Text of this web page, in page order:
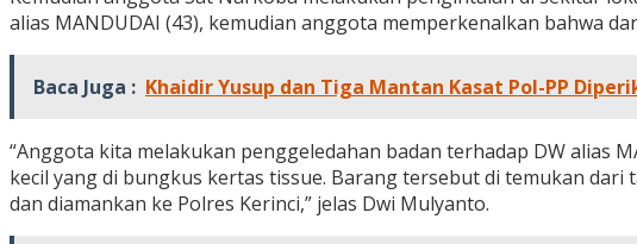
alias MANDUDAI (43), kemudian anggota memperkenalkan bahwa
Baca Juga : Khaidir Yusup dan Tiga Mantan Kasat Pol-PP
“Anggota kita melakukan penggeledahan badan terhadap DW alias
kecil yang di bungkus kertas tissue. Barang tersebut di temukan
dan diamankan ke Polres Kerinci,” jelas Dwi Mulyanto.